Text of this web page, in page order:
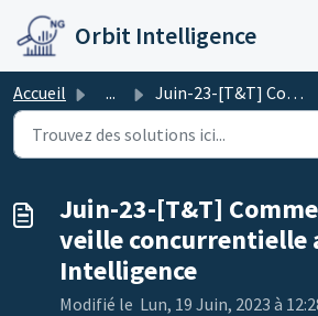
Passer au contenu principal
Orbit Intelligence
Accueil ... Juin-23-[T&T] Comment faire de la veille concurrentie...
Juin-23-[T&T]
veille concurrentielle
Intelligence
Modifié le Lun, 19 Juin, 2023 à